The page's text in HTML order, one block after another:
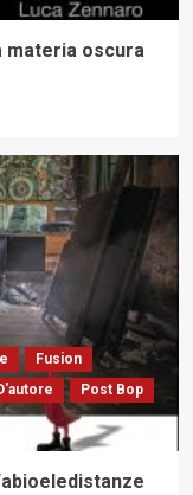
materia oscura
Fusion
Post Bop